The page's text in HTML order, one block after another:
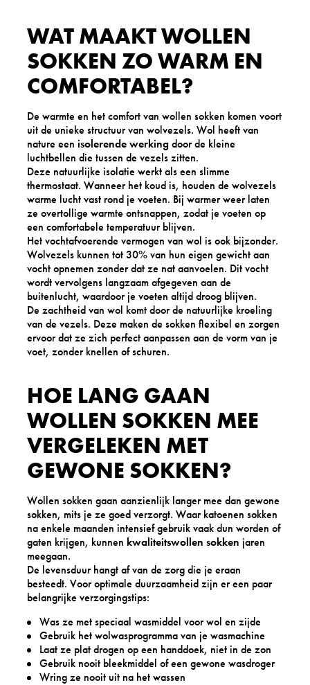
WAT MAAKT WOLLEN
SOKKEN ZO WARM EN
COMFORTABEL?
De warmte en het comfort van wollen sokken komen voort
uit de unieke structuur van wolvezels. Wol heeft van
nature een isolerende werkingdoor de kleine
luchtbellen die tussen de vezels zitten.
Deze natuurlijke isolatie werkt als een slimme
thermostaat. Wanneer het koud is, houden de wolvezels
warme lucht vast rond je voeten. Bij warmer weer laten
ze overtollige warmte ontsnappen, zodat je voeten op
een comfortabele temperatuur blijven.
Het vochtafvoerende vermogen van wol is ook bijzonder.
Wolvezels kunnen tot 30% van hun eigen gewicht aan
vocht opnemen zonder dat ze nat aanvoelen. Dit vocht
wordt vervolgens langzaam afgegeven aan de
buitenlucht, waardoor je voeten altijd droog blijven.
De zachtheid van wol komt door de natuurlijke kroeling
van de vezels. Deze maken de sokken flexibel en zorgen
ervoor dat ze zich perfect aanpassen aan de vorm van je
voet, zonder knellen of schuren.
HOE LANG GAAN
WOLLEN SOKKEN MEE
VERGELEKEN MET
GEWONE SOKKEN?
Wollen sokken gaan aanzienlijk langer mee dan gewone
sokken, mits je ze goed verzorgt. Waar katoenen sokken
na enkele maanden intensief gebruik vaak dun worden of
gaten krijgen, kunnen kwaliteitswollen sokken jaren
meegaan.
De levensduur hangt af van de zorg die je eraan
besteedt. Voor optimale duurzaamheid zijn er een paar
belangrijke verzorgingstips:
Was ze met speciaal wasmiddel voor wol en zijde
Gebruik het wolwasprogramma van je wasmachine
Laat ze plat drogen op een handdoek, niet in de zon
Gebruik nooit bleekmiddel of een gewone wasdroger
Wring ze nooit uit na het wassen